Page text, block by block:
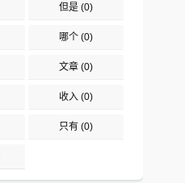
但是 (0)
哪个 (0)
文章 (0)
收入 (0)
只有 (0)